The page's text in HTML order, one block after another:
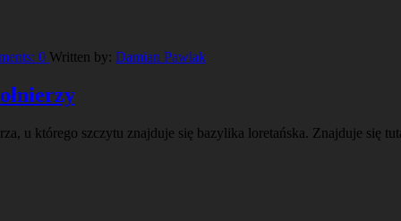
0 Written by: Damian Pawlak
u którego szczytu znajduje się bazylika loretańska. Znajduje się